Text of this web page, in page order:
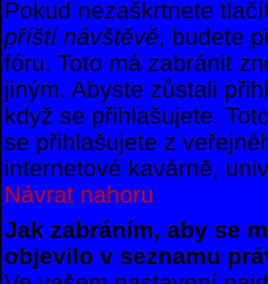
Pokud nezaškrtnete
příští návštěvě, budete
fóru. Toto má zabránit
jiným. Abyste zůstali
když se přihlašujete.
se přihlašujete z
internetové kavárně,
Návrat nahoru
Jak zabráním, aby se
objevilo v seznamu